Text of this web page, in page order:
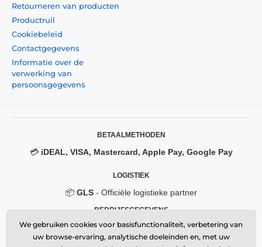
Retourneren van producten
Productruil
Cookiebeleid
Contactgegevens
Informatie over de
verwerking van
persoonsgegevens
BETAALMETHODEN
💳 iDEAL, VISA, Mastercard, Apple Pay, Google Pay
LOGISTIEK
📦 GLS- Officiële logistieke partner
BEDRIJFSGEGEVENS
Momanio s.r.o.
Okružní 361/14, 747 18, Píšť, Czech Republic
We gebruiken cookies voor basisfunctionaliteit, verbetering van
uw browse-ervaring, analytische doeleinden en, met uw